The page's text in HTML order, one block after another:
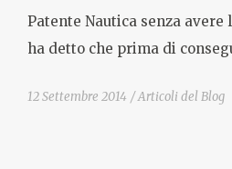
Patente Nautica senza avere
ha detto che prima di
12 Settembre 2014 Articoli del Blog